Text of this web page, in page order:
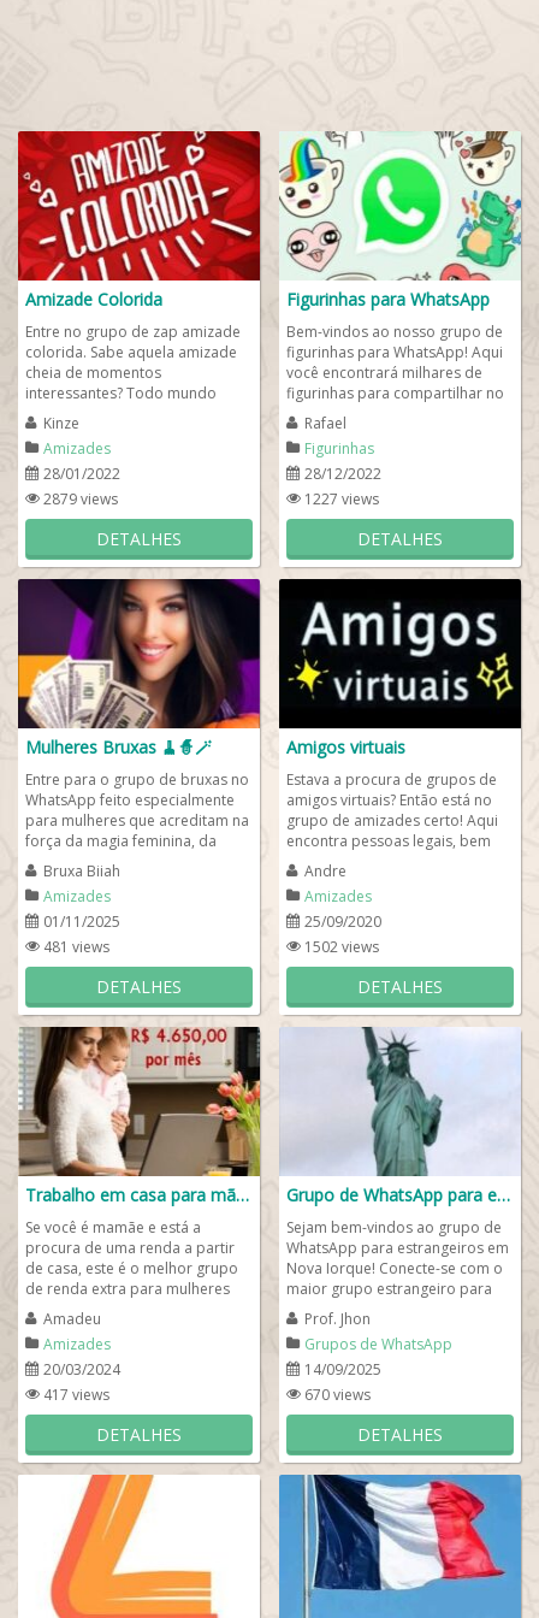
Amizade Colorida
Entre no grupo de zap amizade
colorida. Sabe aquela amizade
cheia de momentos
interessantes? Todo mundo
enquanto solteiro(a) gostaria de
ter momentos bons com...
Kinze
Amizades
28/01/2022
2879 views
DETALHES
Figurinhas para WhatsApp
Bem-vindos ao nosso grupo de
figurinhas para WhatsApp! Aqui
você encontrará milhares de
figurinhas para compartilhar no
WhatsApp, poderá postar suas...
Rafael
Figurinhas
28/12/2022
1227 views
DETALHES
Mulheres Bruxas 🧹🧙🪄
Entre para o grupo de bruxas no
WhatsApp feito especialmente
para mulheres que acreditam na
força da magia feminina, da
espiritualidade feminina e do
poder da...
Bruxa Biiah
Amizades
01/11/2025
481 views
DETALHES
Amigos virtuais
Estava a procura de grupos de
amigos virtuais? Então está no
grupo de amizades certo! Aqui
encontra pessoas legais, bem
humoradas que adoram
conversar, dar...
Andre
Amizades
25/09/2020
1502 views
DETALHES
Trabalho em casa para mães 👩‍👧‍👦
Se você é mamãe e está a
procura de uma renda a partir
de casa, este é o melhor grupo
de renda extra para mulheres
que são mães e precisam ter
uma fonte...
Amadeu
Amizades
20/03/2024
417 views
DETALHES
Grupo de WhatsApp para estrangeiros em Nova Iorque 🇺🇸
Sejam bem-vindos ao grupo de
WhatsApp para estrangeiros em
Nova Iorque! Conecte-se com o
maior grupo estrangeiro para
brasileiros nos Estados Unidos!
Se você...
Prof. Jhon
Grupos de WhatsApp
estrangeiros
14/09/2025
670 views
DETALHES